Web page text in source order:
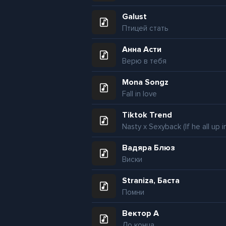
Galust
Птицей стать
Анна Асти
Верю в тебя
Mona Songz
Fall in love
Tiktok Trend
Вадяра Блюз
Виски
Straniza, Баста
Помни
Вектор А